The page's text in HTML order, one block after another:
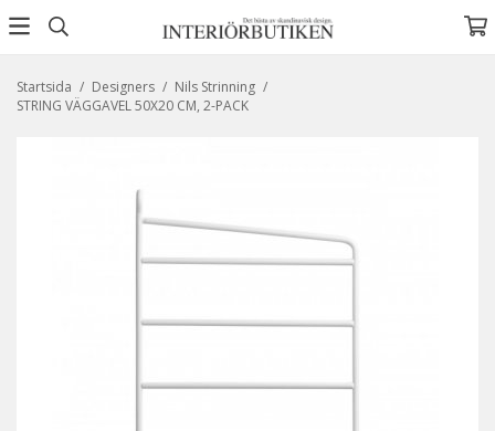
Startsida / Designers / Nils Strinning /
STRING VÄGGAVEL 50X20 CM, 2-PACK